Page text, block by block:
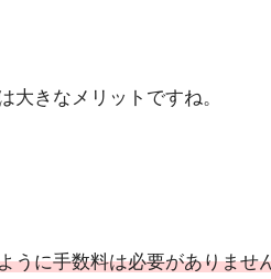
大きなメリットですね。
うに手数料は必要がありませ